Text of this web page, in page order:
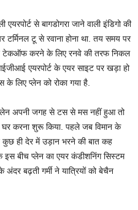
से बागडोगरा जाने वाली इंडिगो की
टू से रवाना होना था. तय समय पर
टेकऑफ करने के लिए रनवे की तरफ निकल
एयरपोर्ट के एयर साइट पर खड़ा हो
के लिए प्‍लेन को रोका गया है.
अपनी जगह से टस से मस नहीं हुआ तो
करना शुरू किया. पहले जब विमान के
कुछ ही देर में उड़ान भरने की बात कह
बीच प्‍लेन का एयर कंडीशनिंग सिस्‍टम
बढ़ती गर्मी ने यात्रियों को बेचैन